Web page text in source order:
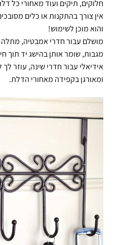
חלוקים, תיקים ועוד מאחורי כל
אין צורך בהתקנות או כלים
והוא מוכן לשימוש!
מושלם עבור חדרי אמבטיה,
מגבות, שומר אותן בהישג יד תוך
אידיאלי עבור חדרי שינה, עוזר
ומאורגן בקפידה מאחורי הדלת.